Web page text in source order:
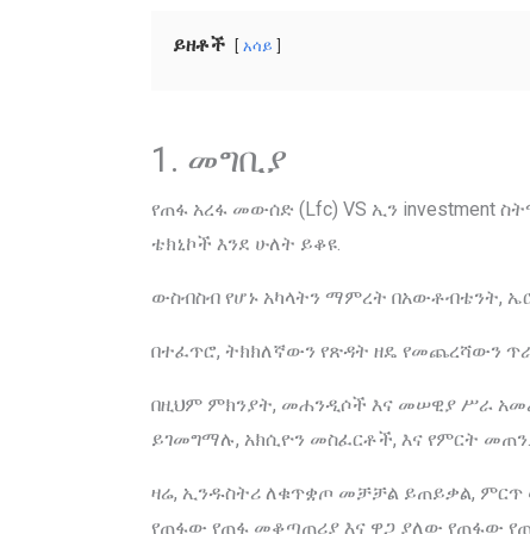
ይዘቶች አሳይ
1. መግቢያ
የጠፋ አረፋ መውሰድ (Lfc) VS ኢን investment
ቴክኒኮች እንደ ሁለት ይቆዩ.
ውስብስብ የሆኑ አካላትን ማምረት በአውቶብቴንት,
በተፈጥሮ, ትክክለኛውን የጽዳት ዘዴ የመጨረሻውን
በዚህም ምክንያት, መሐንዲሶች እና መሠዊያ ሥራ
ይገመግማሉ, አክሲዮን መስፈርቶች, እና የምርት መጠን.
ዛሬ, ኢንዱስትሪ ለቁጥቋጦ መቻቻል ይጠይቃል, ምርጥ
የጠፋው የጠፋ መቆጣጠሪያ እና ዋጋ ያለው የጠፋው